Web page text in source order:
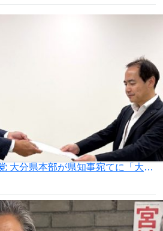
【活動紹介】幸福実現党 大分県本部が県知事宛てに「大分県におけるGX政策の即時見直し及び中止を求める要望書」を提出